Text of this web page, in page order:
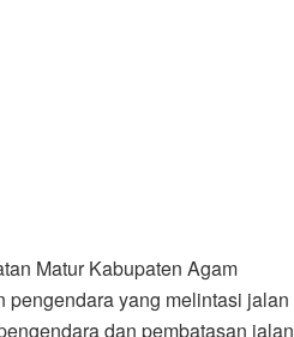
Matur Kabupaten Agam
pengendara yang melintasi jalan
dan pembatasan jalan